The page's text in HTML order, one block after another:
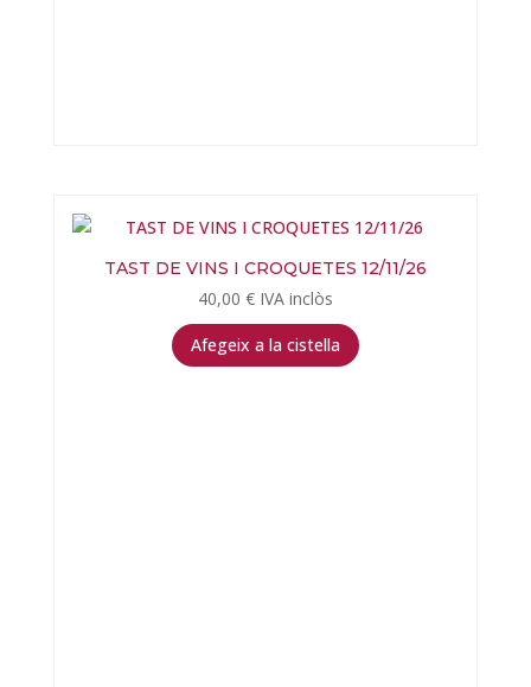
TAST DE VINS I CROQUETES 12/11/26
40,00 € IVA inclòs
Afegeix a la cistella